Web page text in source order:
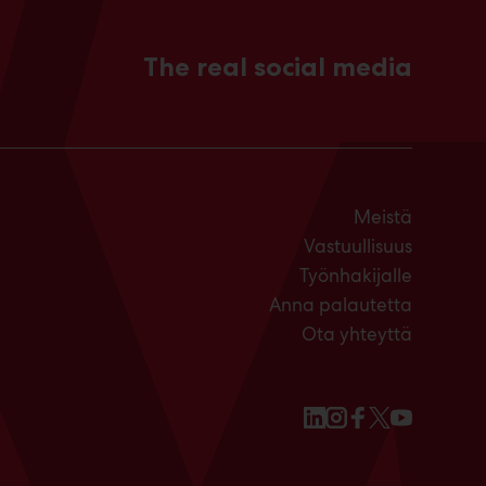
The real social media
Meistä
Vastuullisuus
Työnhakijalle
Anna palautetta
Ota yhteyttä